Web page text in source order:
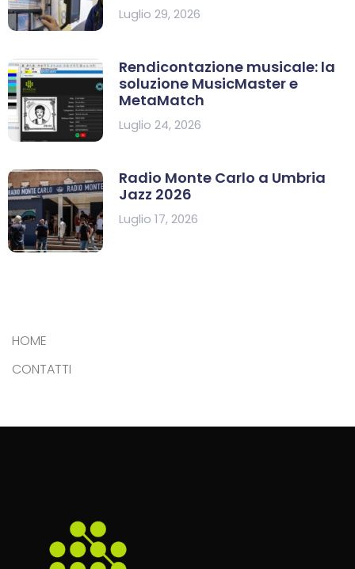
Luglio 29, 2026
Rendicontazione musicale: la
soluzione MusicMaster e
MetaMatch
Luglio 24, 2026
Radio Monte Carlo a Umbria
Jazz 2026
Luglio 17, 2026
HOME
CONTATTI